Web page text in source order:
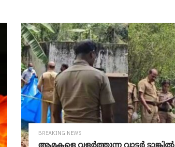
BREAKING NEWS